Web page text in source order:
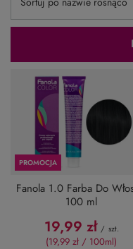
PROMOCJA
Fanola 1.0 Farba Do
100 ml
19,99 zł / szt.
(19,99 zł / 100ml)